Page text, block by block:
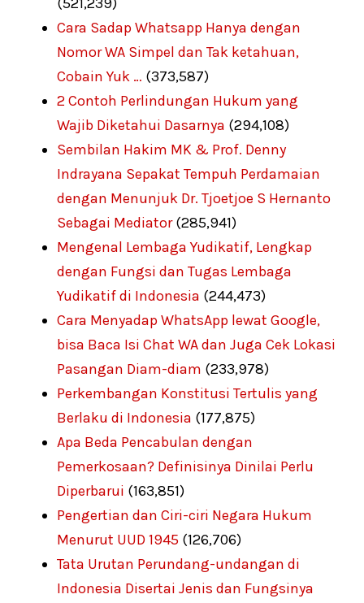
Cara Sadap Whatsapp Hanya dengan
Nomor WA Simpel dan Tak ketahuan,
Cobain Yuk … (373,587)
2 Contoh Perlindungan Hukum yang
Wajib Diketahui Dasarnya (294,108)
Sembilan Hakim MK & Prof. Denny
Indrayana Sepakat Tempuh Perdamaian
dengan Menunjuk Dr. Tjoetjoe S Hernanto
Sebagai Mediator (285,941)
Mengenal Lembaga Yudikatif, Lengkap
dengan Fungsi dan Tugas Lembaga
Yudikatif di Indonesia (244,473)
Cara Menyadap WhatsApp lewat Google,
bisa Baca Isi Chat WA dan Juga Cek Lokasi
Pasangan Diam-diam (233,978)
Perkembangan Konstitusi Tertulis yang
Berlaku di Indonesia (177,875)
Apa Beda Pencabulan dengan
Pemerkosaan? Definisinya Dinilai Perlu
Diperbarui (163,851)
Pengertian dan Ciri-ciri Negara Hukum
Menurut UUD 1945 (126,706)
Tata Urutan Perundang-undangan di
Indonesia Disertai Jenis dan Fungsinya